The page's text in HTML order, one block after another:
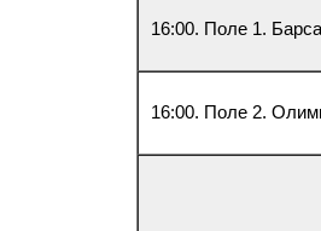
16:00. Поле 1.
16:00. Поле 2.